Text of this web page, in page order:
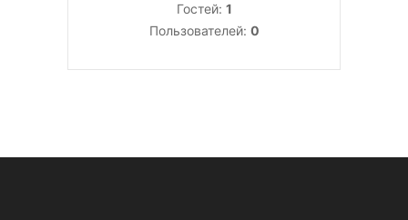
Гостей: 1
Пользователей: 0